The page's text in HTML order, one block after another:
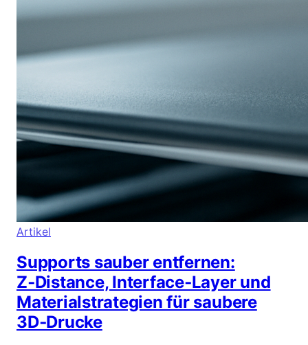
Artikel
Supports sauber entfernen:
Z‑Distance, Interface‑Layer und
Materialstrategien für saubere
3D‑Drucke